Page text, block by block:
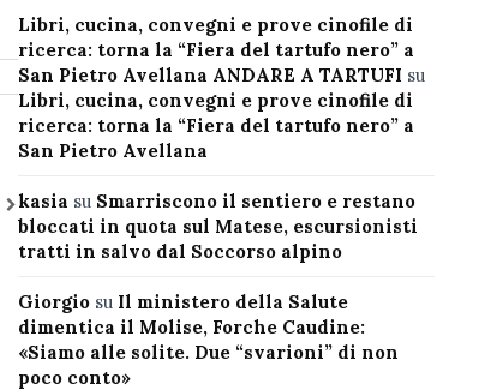
Libri, cucina, convegni e prove cinofile di
ricerca: torna la “Fiera del tartufo nero” a
San Pietro Avellana ANDARE A TARTUFI su
Libri, cucina, convegni e prove cinofile di
ricerca: torna la “Fiera del tartufo nero” a
San Pietro Avellana
kasia su Smarriscono il sentiero e restano
bloccati in quota sul Matese, escursionisti
tratti in salvo dal Soccorso alpino
Giorgiosu Il ministero della Salute
dimentica il Molise, Forche Caudine:
«Siamo alle solite. Due “svarioni” di non
poco conto»